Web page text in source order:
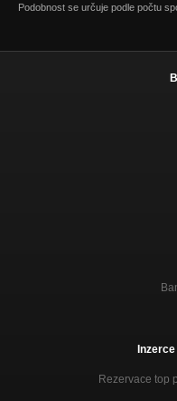
Podobnost se určuje podle počtu
Rezervace top